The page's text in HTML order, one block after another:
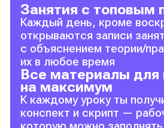
Занятия с топовым
Каждый день, кроме
открываются записи
с объяснением теории/
их в любое время
Все материалы для
на максимум
К каждому уроку ты
конспект и скрипт —